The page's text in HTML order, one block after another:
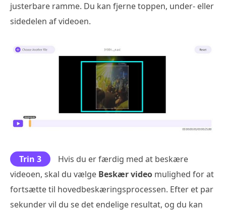
justerbare ramme. Du kan fjerne toppen, under- eller
sidedelen af videoen.
Trin 3
Hvis du er færdig med at beskære
videoen, skal du vælge Beskær video mulighed for at
fortsætte til hovedbeskæringsprocessen. Efter et par
sekunder vil du se det endelige resultat, og du kan